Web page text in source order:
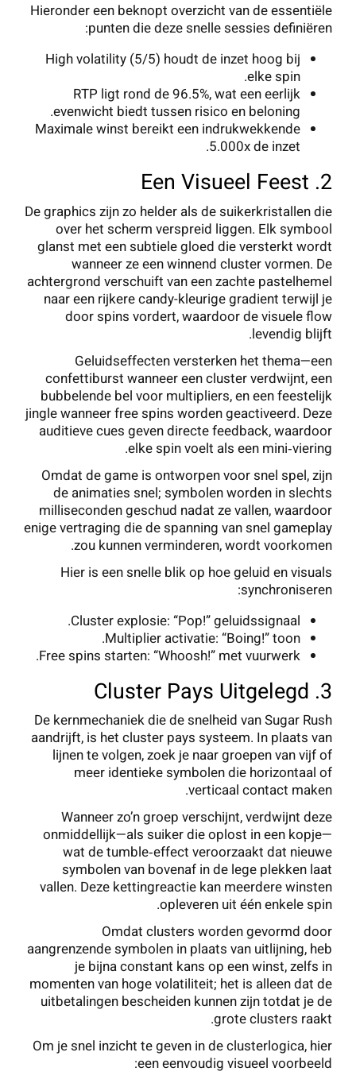
Hieronder een beknopt overzicht van de essentiële
punten die deze snelle sessies definiëren:
High volatility (5/5) houdt de inzet hoog bij
elke spin.
RTP ligt rond de 96.5%, wat een eerlijk
evenwicht biedt tussen risico en beloning.
Maximale winst bereikt een indrukwekkende
5.000x de inzet.
2. Een Visueel Feest
De graphics zijn zo helder als de suikerkristallen die
over het scherm verspreid liggen. Elk symbool
glanst met een subtiele gloed die versterkt wordt
wanneer ze een winnend cluster vormen. De
achtergrond verschuift van een zachte pastelhemel
naar een rijkere candy-kleurige gradient terwijl je
door spins vordert, waardoor de visuele flow
levendig blijft.
Geluidseffecten versterken het thema—een
confettiburst wanneer een cluster verdwijnt, een
bubbelende bel voor multipliers, en een feestelijk
jingle wanneer free spins worden geactiveerd. Deze
auditieve cues geven directe feedback, waardoor
elke spin voelt als een mini‑viering.
Omdat de game is ontworpen voor snel spel, zijn
de animaties snel; symbolen worden in slechts
milliseconden geschud nadat ze vallen, waardoor
enige vertraging die de spanning van snel gameplay
zou kunnen verminderen, wordt voorkomen.
Hier is een snelle blik op hoe geluid en visuals
synchroniseren:
Cluster explosie: “Pop!” geluidssignaal.
Multiplier activatie: “Boing!” toon.
Free spins starten: “Whoosh!” met vuurwerk.
3. Cluster Pays Uitgelegd
De kernmechaniek die de snelheid van Sugar Rush
aandrijft, is het cluster pays systeem. In plaats van
lijnen te volgen, zoek je naar groepen van vijf of
meer identieke symbolen die horizontaal of
verticaal contact maken.
Wanneer zo’n groep verschijnt, verdwijnt deze
onmiddellijk—als suiker die oplost in een kopje—
wat de tumble‑effect veroorzaakt dat nieuwe
symbolen van bovenaf in de lege plekken laat
vallen. Deze kettingreactie kan meerdere winsten
opleveren uit één enkele spin.
Omdat clusters worden gevormd door
aangrenzende symbolen in plaats van uitlijning, heb
je bijna constant kans op een winst, zelfs in
momenten van hoge volatiliteit; het is alleen dat de
uitbetalingen bescheiden kunnen zijn totdat je de
grote clusters raakt.
Om je snel inzicht te geven in de clusterlogica, hier
een eenvoudig visueel voorbeeld: